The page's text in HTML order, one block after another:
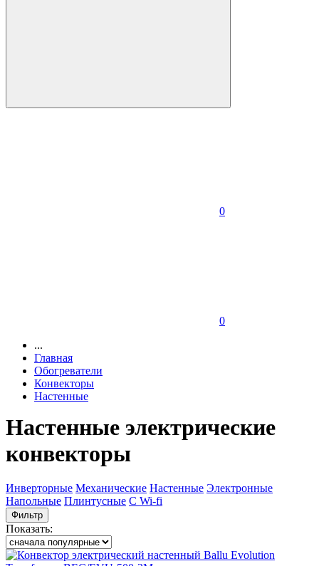
0
0
...
Главная
Обогреватели
Конвекторы
Настенные
Настенные электрические
конвекторы
Инверторные Механические Настенные Электронные
Напольные Плинтусные C Wi-fi
Фильтр
Показать: